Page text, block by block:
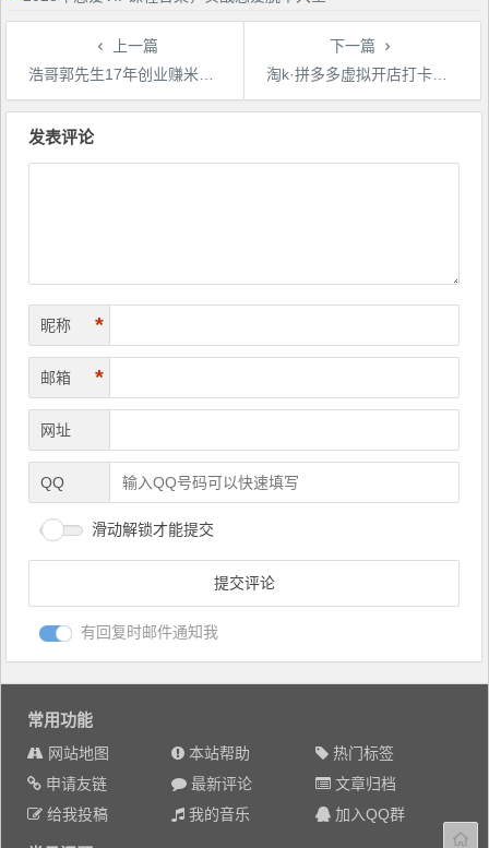
上一篇
浩哥郭先生17年创业赚米笔记，打开你对很多东西的认知，让你知道原来赚钱或创业不单单是发力就行
下一篇
淘k·拼多多虚拟开店打卡群：一群人同行快过一个人单独摸索（昨日群里有小伙伴日入3000+）
文
发表评论
昵称 *
邮箱 *
网址
QQ
滑动解锁才能提交
有回复时邮件通知我
常用功能
网站地图 本站帮助
热门标签
申请友链
最新评论
文章归档
给我投稿
我的音乐 加入QQ群